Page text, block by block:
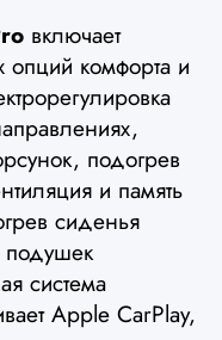
включает
комфорта и
подогрев
и память
сиденья
подушек
система
Apple CarPlay,